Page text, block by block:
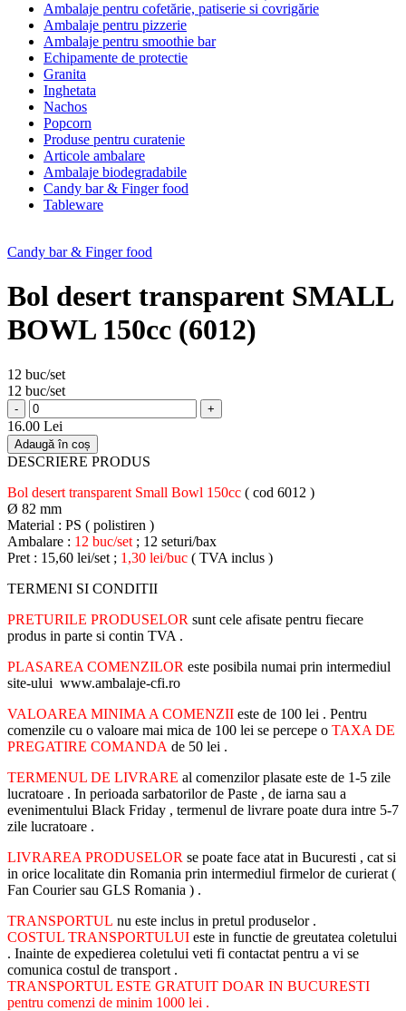
Ambalaje pentru cofetărie, patiserie si covrigărie
Ambalaje pentru pizzerie
Ambalaje pentru smoothie bar
Echipamente de protectie
Granita
Inghetata
Nachos
Popcorn
Produse pentru curatenie
Articole ambalare
Ambalaje biodegradabile
Candy bar & Finger food
Tableware
Candy bar & Finger food
Bol desert transparent SMALL
BOWL 150cc (6012)
12 buc/set
12 buc/set
- +
16.00 Lei
Adaugă în coș
DESCRIERE PRODUS
Bol desert transparent Small Bowl 150cc ( cod 6012 )
Ø 82 mm
Material : PS ( polistiren )
Ambalare : 12 buc/set ; 12 seturi/bax
Pret : 15,60 lei/set ; 1,30 lei/buc ( TVA inclus )
TERMENI SI CONDITII
PRETURILE PRODUSELOR sunt cele afisate pentru fiecare
produs in parte si contin TVA .
PLASAREA COMENZILOR este posibila numai prin intermediul
site-ului www.ambalaje-cfi.ro
VALOAREA MINIMA A COMENZII este de 100 lei . Pentru
comenzile cu o valoare mai mica de 100 lei se percepe o TAXA DE
PREGATIRE COMANDA de 50 lei .
TERMENUL DE LIVRARE al comenzilor plasate este de 1-5 zile
lucratoare . In perioada sarbatorilor de Paste , de iarna sau a
evenimentului Black Friday , termenul de livrare poate dura intre 5-7
zile lucratoare .
LIVRAREA PRODUSELOR se poate face atat in Bucuresti , cat si
in orice localitate din Romania prin intermediul firmelor de curierat (
Fan Courier sau GLS Romania ) .
TRANSPORTUL nu este inclus in pretul produselor .
COSTUL TRANSPORTULUI este in functie de greutatea coletului
. Inainte de expedierea coletului veti fi contactat pentru a vi se
comunica costul de transport .
TRANSPORTUL ESTE GRATUIT DOAR IN BUCURESTI
pentru comenzi de minim 1000 lei .